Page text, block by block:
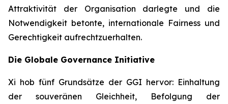
Attraktivität der Organisation darlegte und die
Notwendigkeit betonte, internationale Fairness und
Gerechtigkeit aufrechtzuerhalten.
Die Globale Governance Initiative
Xi hob fünf Grundsätze der GGI hervor: Einhaltung
der souveränen Gleichheit, Befolgung der